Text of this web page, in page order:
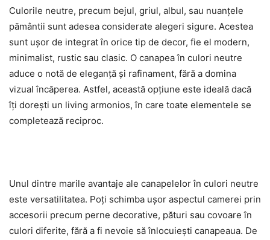
Culorile neutre, precum bejul, griul, albul, sau nuanțele
pământii sunt adesea considerate alegeri sigure. Acestea
sunt ușor de integrat în orice tip de decor, fie el modern,
minimalist, rustic sau clasic. O canapea în culori neutre
aduce o notă de eleganță și rafinament, fără a domina
vizual încăperea. Astfel, această opțiune este ideală dacă
îți dorești un living armonios, în care toate elementele se
completează reciproc.
Unul dintre marile avantaje ale canapelelor în culori neutre
este versatilitatea. Poți schimba ușor aspectul camerei prin
accesorii precum perne decorative, pături sau covoare în
culori diferite, fără a fi nevoie să înlocuiești canapeaua. De